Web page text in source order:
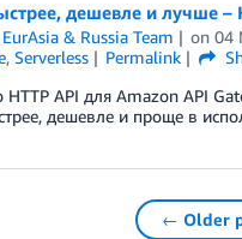
дешевле и лучше –
& Russia Team on04
, Serverless Permalink
HTTP API для Amazon API
дешевле и проще в
← Older